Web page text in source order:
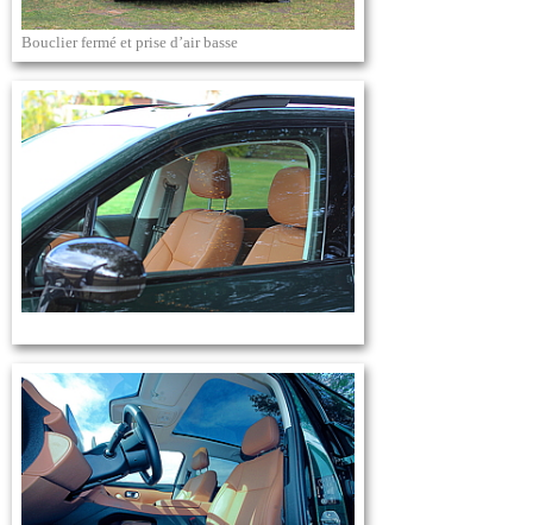
Bouclier fermé et prise d’air basse